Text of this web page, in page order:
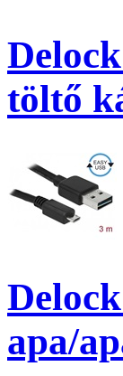
töltő
apa/